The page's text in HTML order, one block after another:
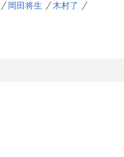
岡田将生
木村了